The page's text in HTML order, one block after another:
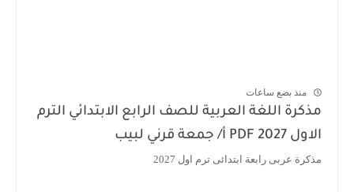
منذ بضع ساعات
مذكرة اللغة العربية للصف الرابع الابتدائي الترم
الاول 2027 PDF أ/ جمعة قرني لبيب
مذكرة عربى رابعة ابتدائى ترم اول 2027